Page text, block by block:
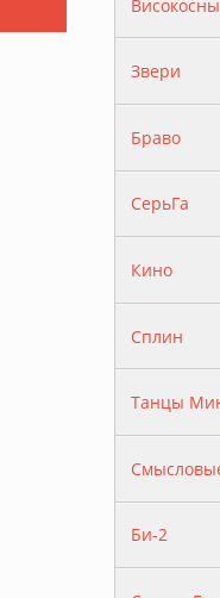
Звери
Браво
СерьГа
Кино
Сплин
Танцы
Би-2